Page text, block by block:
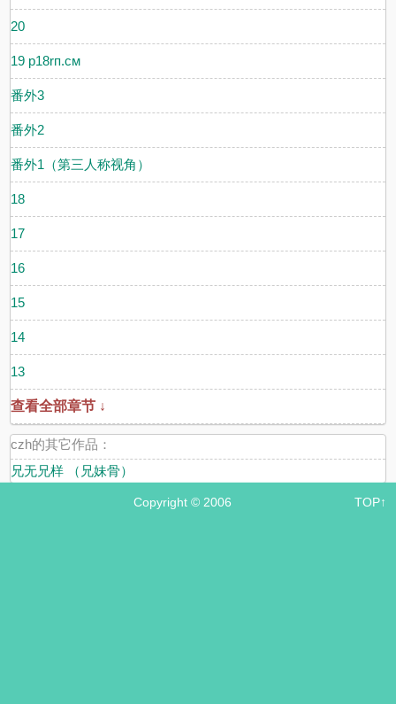
是一个出场过多的npc吧！而且老公的地位类似于play的一环
（嗯？）
20
19 p18rп.cм
番外3
番外2
番外1（第三人称视角）
18
17
16
15
14
13
查看全部章节 ↓
czh的其它作品：
兄无兄样 （兄妹骨）
Copyright © 2006 TOP↑